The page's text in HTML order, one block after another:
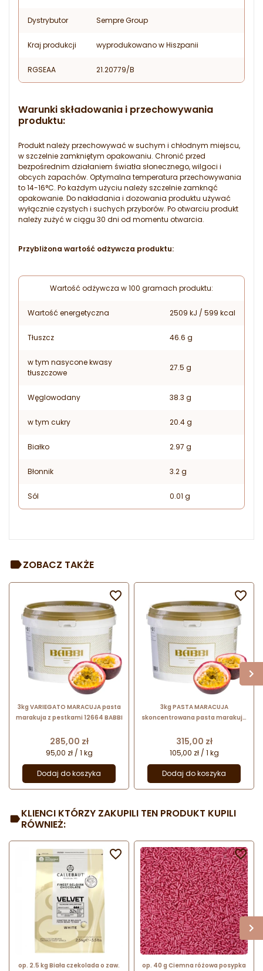
Dystrybutor Sempre Group
Kraj produkcji wyprodukowano w Hiszpanii
RGSEAA 21.20779/B
Warunki składowania i przechowywania
produktu:
Produkt należy przechowywać w suchym i chłodnym miejscu,
w szczelnie zamkniętym opakowaniu. Chronić przed
bezpośrednim działaniem światła słonecznego, wilgoci i
obcych zapachów. Optymalna temperatura przechowywania
to 14-16°C. Po każdym użyciu należy szczelnie zamknąć
opakowanie. Do nakładania i dozowania produktu używać
wyłącznie czystych i suchych przyborów. Po otwarciu produkt
należy zużyć w ciągu 30 dni od momentu otwarcia.
Przybliżona wartość odżywcza produktu:
Wartość odżywcza w 100 gramach produktu:
Wartość energetyczna 2509 kJ / 599 kcal
Tłuszcz 46.6 g
w tym nasycone kwasy
tłuszczowe
27.5 g
Węglowodany 38.3 g
w tym cukry 20.4 g
Białko 2.97 g
Błonnik 3.2 g
Sól 0.01 g
ZOBACZ TAKŻE
3kg VARIEGATO MARACUJA pasta
marakuja z pestkami 12664 BABBI
Cena
285,00 zł
95,00 zł / 1 kg
Dodaj do koszyka

3kg PASTA MARACUJA
skoncentrowana pasta marakuja
Cena
315,00 zł
105,00 zł / 1 kg
Dodaj do koszyka

KLIENCI KTÓRZY ZAKUPILI TEN PRODUKT KUPILI
RÓWNIEŻ:
op. 2.5 kg Biała czekolada o zaw.

op. 40 g Ciemna różowa posypka
